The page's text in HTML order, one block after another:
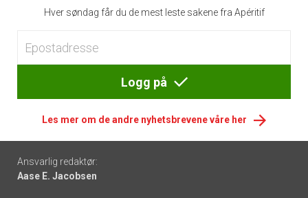
Hver søndag får du de mest leste sakene fra Apéritif
Logg på
Les mer om de andre nyhetsbrevene våre her
Footer
-
Ansvarlig redaktør:
Aase E. Jacobsen